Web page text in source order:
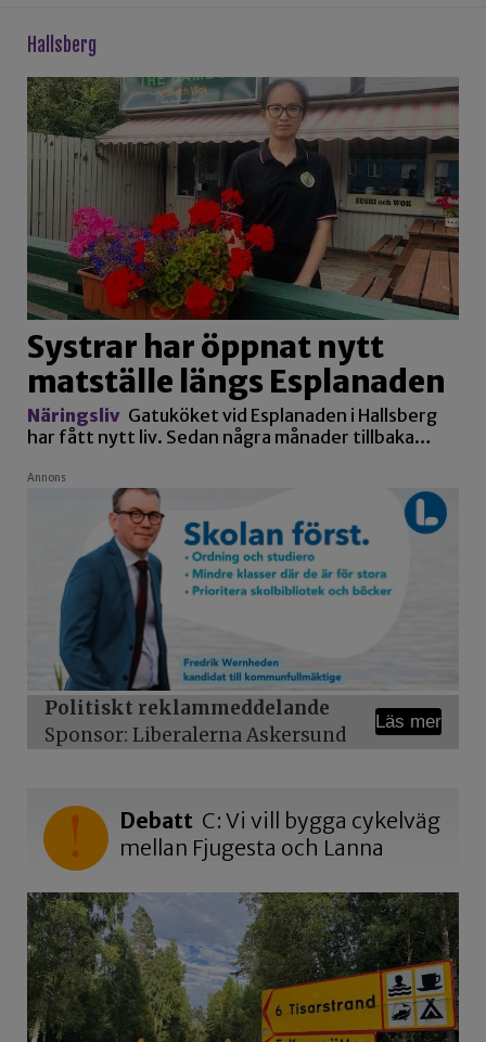
hallsberg
Systrar har öppnat nytt
matställe längs Esplanaden
Näringsliv Gatuköket vid Esplanaden i Hallsberg
har fått nytt liv. Sedan några månader tillbaka…
Annons
Politiskt reklammeddelande
Sponsor: Liberalerna Askersund
Läs mer
Debatt C: Vi vill bygga cykelväg
mellan Fjugesta och Lanna